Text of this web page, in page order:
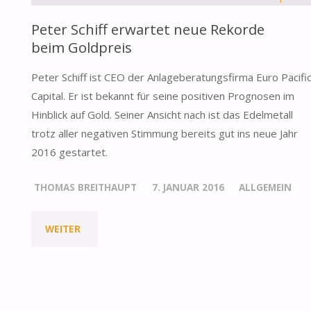
Peter Schiff erwartet neue Rekorde
beim Goldpreis
Peter Schiff ist CEO der Anlageberatungsfirma Euro Pacific
Capital. Er ist bekannt für seine positiven Prognosen im
Hinblick auf Gold. Seiner Ansicht nach ist das Edelmetall
trotz aller negativen Stimmung bereits gut ins neue Jahr
2016 gestartet.
THOMAS BREITHAUPT 7. JANUAR 2016 ALLGEMEIN
WEITER"PETER